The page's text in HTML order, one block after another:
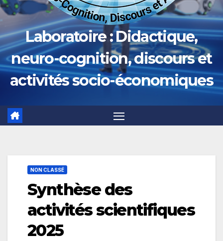
Laboratoire : Didactique,
neuro-cognition, discours et
activités socio-économiques
NON CLASSÉ
Synthèse des
activités scientifiques
2025